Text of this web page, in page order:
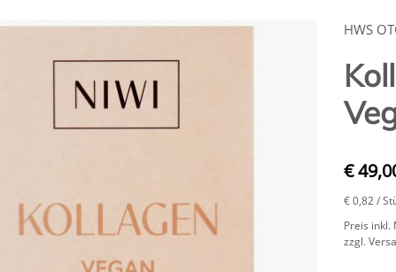
HWS
€
€ 0,82/
Preis inkl.
zzgl.